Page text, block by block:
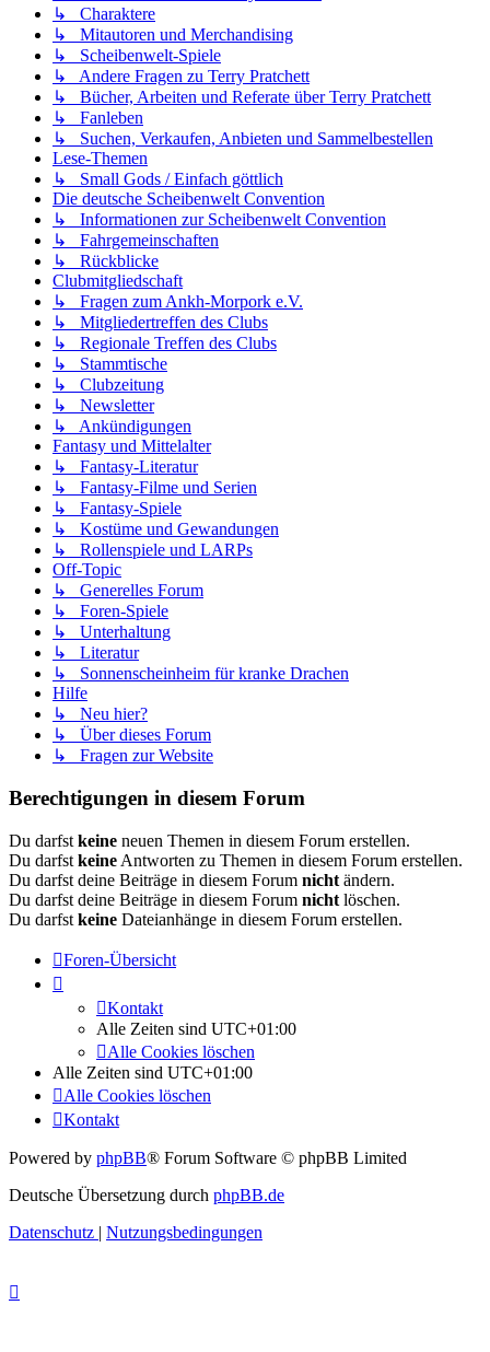
↳ Charaktere
↳ Mitautoren und Merchandising
↳ Scheibenwelt-Spiele
↳ Andere Fragen zu Terry Pratchett
↳ Bücher, Arbeiten und Referate über Terry Pratchett
↳ Fanleben
↳ Suchen, Verkaufen, Anbieten und Sammelbestellen
Lese-Themen
↳ Small Gods / Einfach göttlich
Die deutsche Scheibenwelt Convention
↳ Informationen zur Scheibenwelt Convention
↳ Fahrgemeinschaften
↳ Rückblicke
Clubmitgliedschaft
↳ Fragen zum Ankh-Morpork e.V.
↳ Mitgliedertreffen des Clubs
↳ Regionale Treffen des Clubs
↳ Stammtische
↳ Clubzeitung
↳ Newsletter
↳ Ankündigungen
Fantasy und Mittelalter
↳ Fantasy-Literatur
↳ Fantasy-Filme und Serien
↳ Fantasy-Spiele
↳ Kostüme und Gewandungen
↳ Rollenspiele und LARPs
Off-Topic
↳ Generelles Forum
↳ Foren-Spiele
↳ Unterhaltung
↳ Literatur
↳ Sonnenscheinheim für kranke Drachen
Hilfe
↳ Neu hier?
↳ Über dieses Forum
↳ Fragen zur Website
Berechtigungen in diesem Forum
Du darfst keine neuen Themen in diesem Forum erstellen.
Du darfst keine Antworten zu Themen in diesem Forum erstellen.
Du darfst deine Beiträge in diesem Forum nicht ändern.
Du darfst deine Beiträge in diesem Forum nicht löschen.
Du darfst keine Dateianhänge in diesem Forum erstellen.
Foren-Übersicht
Kontakt
Alle Zeiten sind UTC+01:00
Alle Cookies löschen
Alle Zeiten sind UTC+01:00
Alle Cookies löschen
Kontakt
Powered by phpBB® Forum Software © phpBB Limited
Deutsche Übersetzung durch phpBB.de
Datenschutz | Nutzungsbedingungen